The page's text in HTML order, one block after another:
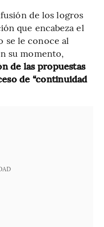
de los logros
que encabeza el
se le conoce al
su momento,
de las propuestas
de “continuidad